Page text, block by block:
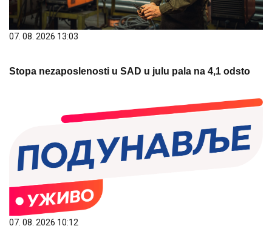
07. 08. 2026 13:03
Stopa nezaposlenosti u SAD u julu pala na 4,1 odsto
07. 08. 2026 10:12